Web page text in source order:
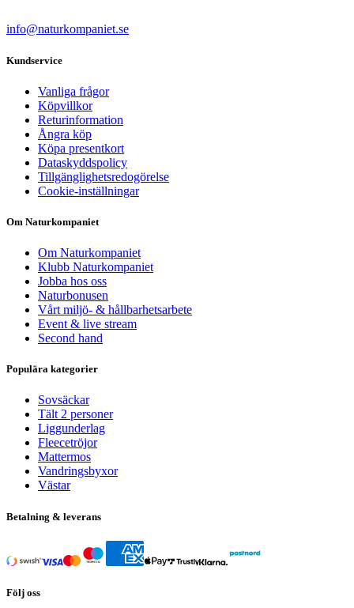
info@naturkompaniet.se
Kundservice
Vanliga frågor
Köpvillkor
Returinformation
Ångra köp
Köpa presentkort
Dataskyddspolicy
Tillgänglighetsredogörelse
Cookie-inställningar
Om Naturkompaniet
Om Naturkompaniet
Klubb Naturkompaniet
Jobba hos oss
Naturbonusen
Vårt miljö- & hållbarhetsarbete
Event & live stream
Second hand
Populära kategorier
Sovsäckar
Tält 2 personer
Liggunderlag
Fleecetröjor
Mattermos
Vandringsbyxor
Västar
Betalning & leverans
Följ oss